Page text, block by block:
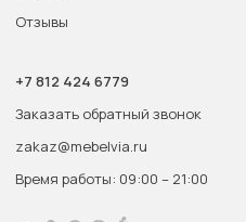
Отзывы
+7 812 424 6779
Заказать обратный звонок
zakaz@mebelvia.ru
Время работы: 09:00 – 21:00